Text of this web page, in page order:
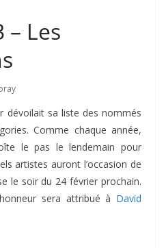
– Les
dévoilait sa liste des nommés
Comme chaque année,
le pas le lendemain pour
artistes auront l’occasion de
le soir du 24 février prochain.
sera attribué à David